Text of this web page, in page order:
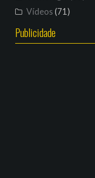
Vídeos (71)
Publicidade